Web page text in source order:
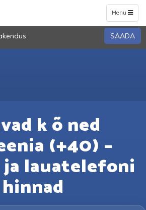
Toggle
navigation
Menu
SAADA
k õ ned
(+40) –
lauatelefoni
hinnad